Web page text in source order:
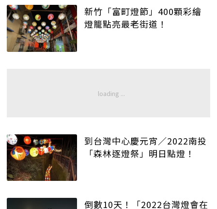
新竹「富町燈節」400顆彩繪
燈籠點亮最老街道！
到台灣中心慶元宵／2022南投
「森林逐燈祭」明日點燈！
倒數10天！「2022台灣燈會在